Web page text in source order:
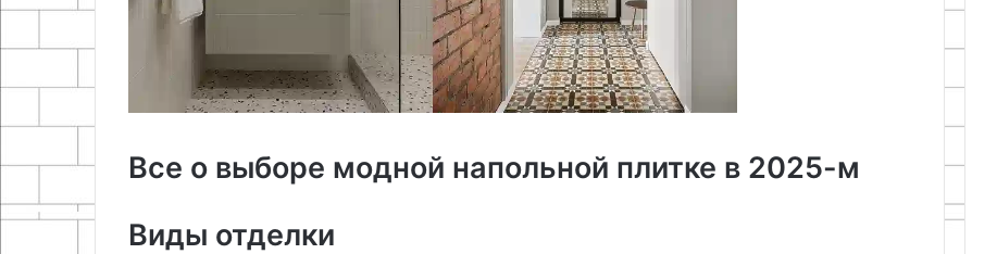
Все о выборе модной напольной плитке в 2025-м
Виды отделки